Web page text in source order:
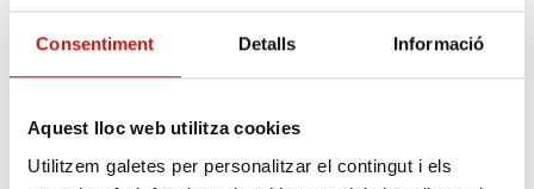
Consentiment Detalls Informació
Aquest lloc web utilitza cookies
Utilitzem galetes per personalitzar el contingut i els